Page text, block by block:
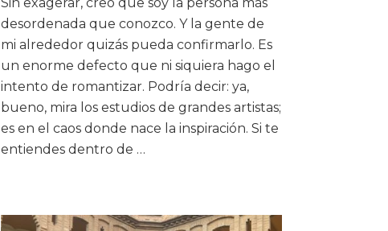
desordenada que conozco. Y la gente de
mi alrededor quizás pueda confirmarlo. Es
un enorme defecto que ni siquiera hago el
intento de romantizar. Podría decir: ya,
bueno, mira los estudios de grandes artistas;
es en el caos donde nace la inspiración. Si te
entiendes dentro de …